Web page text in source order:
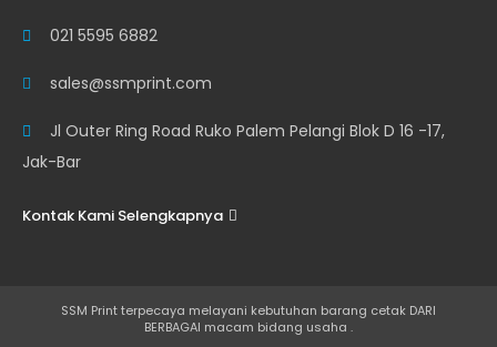
021 5595 6882
sales@ssmprint.com
Jl Outer Ring Road Ruko Palem Pelangi Blok D 16 -17,
Jak-Bar
Kontak Kami Selengkapnya
SSM Print terpecaya melayani kebutuhan barang cetak DARI
BERBAGAI macam bidang usaha .